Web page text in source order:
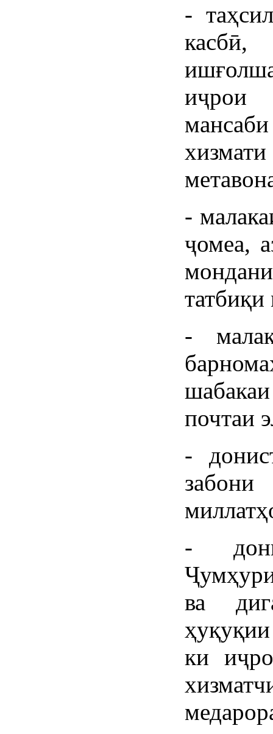
-
касбӣ,
иҷрои
-
ҷомеа,
-
почтаи
-
-
ва
ки